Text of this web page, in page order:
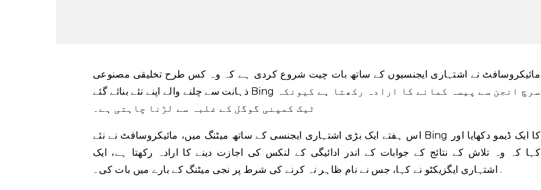
مائیکروسافٹ نے اشتہاری ایجنسیوں کے ساتھ بات چیت شروع کردی ہے کہ وہ کس طرح تخلیقی مصنوعی
ذہانت سے چلنے والے اپنے نئے بنائے گئے Bing سرچ انجن سے پیسہ کمانے کا ارادہ رکھتا ہے کیونکہ
ٹیک کمپنی گوگل کے غلبہ سے لڑنا چاہتی ہے۔
اس ہفتے ایک بڑی اشتہاری ایجنسی کے ساتھ میٹنگ میں، مائیکروسافٹ نے نئے Bing کا ایک ڈیمو دکھایا اور
کہا کہ وہ تلاش کے نتائج کے جوابات کے اندر ادائیگی کے لنکس کی اجازت دینے کا ارادہ رکھتا ہے، ایک
اشتہاری ایگزیکٹو نے کہا، جس نے نام ظاہر نہ کرنے کی شرط پر نجی میٹنگ کے بارے میں بات کی۔ .